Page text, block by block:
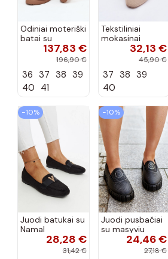
Odiniai moteriški
batai su
siūlėmis, pilies
tipo, Artiker
spalvos
137,83 €
196,90 €
36 37 38 39
40 41
Tekstiliniai
mokasinai
smėlio spalvos
32,13 €
45,90 €
37 38 39
40
−10%
Juodi batukai su
Namal
dekoracija28,28 €
31,42 €
−10%
Juodi pusbačiai
su masyviu
padu Teska24,46 €
27,18 €